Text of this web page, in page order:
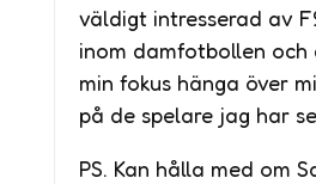
väldigt intresserad av
inom damfotbollen
min fokus hänga över
på de spelare jag har
PS. Kan hålla med om